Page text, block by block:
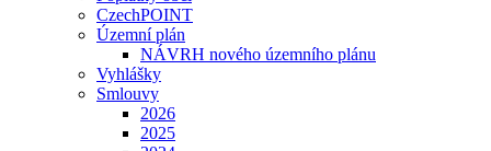
CzechPOINT
Územní plán
NÁVRH nového územního plánu
Vyhlášky
Smlouvy
2026
2025